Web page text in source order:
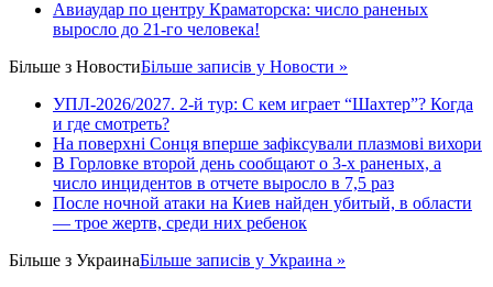
Авиаудар по центру Краматорска: число раненых
выросло до 21-го человека!
Більше з НовостиБільше записів у Новости »
УПЛ-2026/2027. 2-й тур: С кем играет “Шахтер”? Когда
и где смотреть?
На поверхні Сонця вперше зафіксували плазмові вихори
В Горловке второй день сообщают о 3-х раненых, а
число инцидентов в отчете выросло в 7,5 раз
После ночной атаки на Киев найден убитый, в области
— трое жертв, среди них ребенок
Більше з УкраинаБільше записів у Украина »